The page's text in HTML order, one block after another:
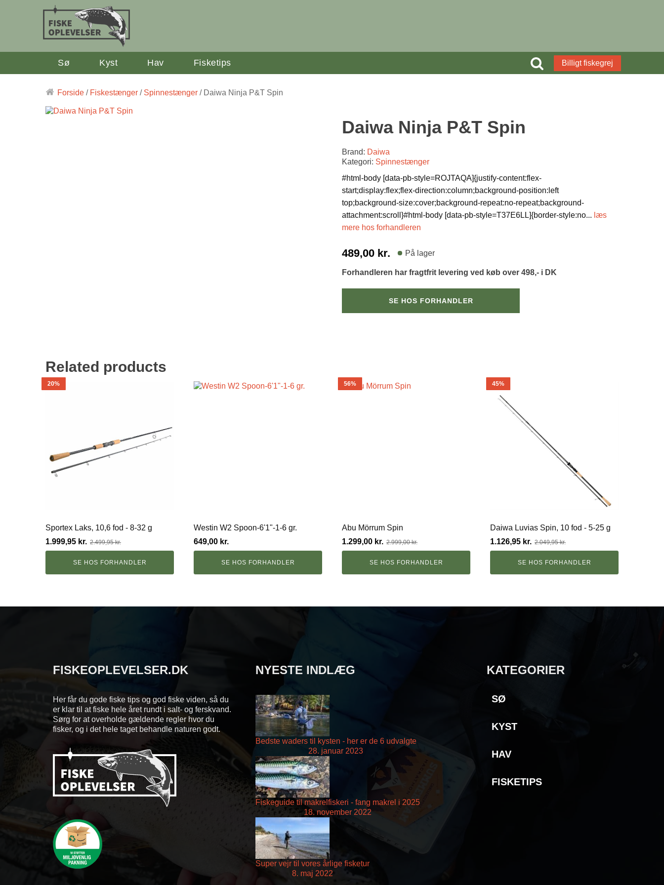
Sø Kyst Hav Fisketips Billigt fiskegrej
Forside / Fiskestænger / Spinnestænger / Daiwa Ninja P&T Spin
Daiwa Ninja P&T Spin
Brand: Daiwa
Kategori: Spinnestænger
#html-body [data-pb-style=ROJTAQA]{justify-content:flex-
start;display:flex;flex-direction:column;background-position:left
top;background-size:cover;background-repeat:no-repeat;background-
attachment:scroll}#html-body [data-pb-style=T37E6LL]{border-style:no... læs
mere hos forhandleren
489,00 kr. På lager
Forhandleren har fragtfrit levering ved køb over 498,- i DK
SE HOS FORHANDLER
Related products
20%
Sportex Laks, 10,6 fod - 8-32 g
2.499,95kr.
Den
oprindelige
1.999,95 kr.
Den
aktuelle
SE HOS FORHANDLER
Westin W2 Spoon-6'1"-1-6 gr.
649,00 kr.
SE HOS FORHANDLER
56%
Abu Mörrum Spin
2.999,00kr.
Den
oprindelige
1.299,00 kr.
Den
aktuelle
SE HOS FORHANDLER
45%
Daiwa Luvias Spin, 10 fod - 5-25 g
2.049,95kr.
Den
oprindelige
1.126,95 kr.
Den
aktuelle
SE HOS FORHANDLER
FISKEOPLEVELSER.DK
Her får du gode fiske tips og god fiske viden, så du
er klar til at fiske hele året rundt i salt- og ferskvand.
Sørg for at overholde gældende regler hvor du
fisker, og i det hele taget behandle naturen godt.
NYESTE INDLÆG
Bedste waders til kysten - her er de 6 udvalgte
28. januar 2023
Fiskeguide til makrelfiskeri - fang makrel i 2025
18. november 2022
Super vejr til vores årlige fisketur
8. maj 2022
KATEGORIER
SØ
KYST
HAV
FISKETIPS